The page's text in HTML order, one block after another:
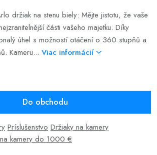
držiak na stenu biely: Mějte jistotu, že vaše
části vašeho majetku. Díky
úhel s možností otáčení o 360 stupňů a
Kameru... Viac informácií
Do obchodu
Príslušenstvo Držiaky na kamery
kamery do 1000 €